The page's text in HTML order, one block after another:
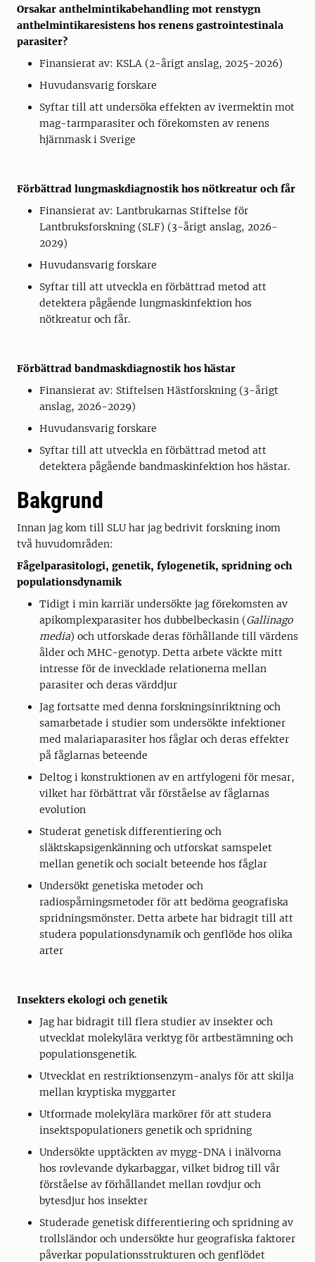
Orsakar anthelmintikabehandling mot renstygn
anthelmintikaresistens hos renens gastrointestinala
parasiter?
Finansierat av: KSLA (2-årigt anslag, 2025-2026)
Huvudansvarig forskare
Syftar till att undersöka effekten av ivermektin mot
mag-tarmparasiter och förekomsten av renens
hjärnmask i Sverige
Förbättrad lungmaskdiagnostik hos nötkreatur och får
Finansierat av: Lantbrukarnas Stiftelse för
Lantbruksforskning (SLF) (3-årigt anslag, 2026-
2029)
Huvudansvarig forskare
Syftar till att utveckla en förbättrad metod att
detektera pågående lungmaskinfektion hos
nötkreatur och får.
Förbättrad bandmaskdiagnostik hos hästar
Finansierat av: Stiftelsen Hästforskning (3-årigt
anslag, 2026-2029)
Huvudansvarig forskare
Syftar till att utveckla en förbättrad metod att
detektera pågående bandmaskinfektion hos hästar.
Bakgrund
Innan jag kom till SLU har jag bedrivit forskning inom
två huvudområden:
Fågelparasitologi, genetik, fylogenetik, spridning och
populationsdynamik
Tidigt i min karriär undersökte jag förekomsten av
apikomplexparasiter hos dubbelbeckasin (Gallinago
media) och utforskade deras förhållande till värdens
ålder och MHC-genotyp. Detta arbete väckte mitt
intresse för de invecklade relationerna mellan
parasiter och deras värddjur
Jag fortsatte med denna forskningsinriktning och
samarbetade i studier som undersökte infektioner
med malariaparasiter hos fåglar och deras effekter
på fåglarnas beteende
Deltog i konstruktionen av en artfylogeni för mesar,
vilket har förbättrat vår förståelse av fåglarnas
evolution
Studerat genetisk differentiering och
släktskapsigenkänning och utforskat samspelet
mellan genetik och socialt beteende hos fåglar
Undersökt genetiska metoder och
radiospårningsmetoder för att bedöma geografiska
spridningsmönster. Detta arbete har bidragit till att
studera populationsdynamik och genflöde hos olika
arter
Insekters ekologi och genetik
Jag har bidragit till flera studier av insekter och
utvecklat molekylära verktyg för artbestämning och
populationsgenetik.
Utvecklat en restriktionsenzym-analys för att skilja
mellan kryptiska myggarter
Utformade molekylära markörer för att studera
insektspopulationers genetik och spridning
Undersökte upptäckten av mygg-DNA i inälvorna
hos rovlevande dykarbaggar, vilket bidrog till vår
förståelse av förhållandet mellan rovdjur och
bytesdjur hos insekter
Studerade genetisk differentiering och spridning av
trollsländor och undersökte hur geografiska faktorer
påverkar populationsstrukturen och genflödet